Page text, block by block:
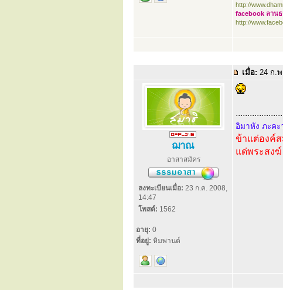
http://
facebook ลาน
http://
เมื่อ: 24 ก.
ฌาณ
อาสาสมัคร
ลงทะเบียนเมื่อ: 23 ก.ค. 2008,
14:47
โพสต์: 1562
อายุ: 0
ที่อยู่: หิมพานต์
อิมาหัง ภะคะ
ข้าแต่องค์ส
แด่พระสง